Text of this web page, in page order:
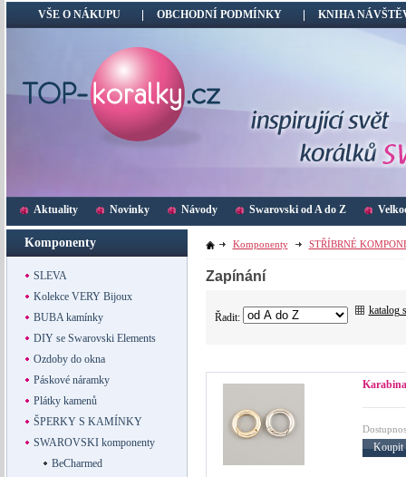
VŠE O NÁKUPU OBCHODNÍ PODMÍNKY KNIHA
Aktuality Novinky Návody Swarovski od A do Z
Komponenty
SLEVA
Kolekce VERY Bijoux
BUBA kamínky
DIY se Swarovski Elements
Ozdoby do okna
Páskové náramky
Plátky kamenů
ŠPERKY S KAMÍNKY
SWAROVSKI komponenty
BeCharmed
Komponenty STŘÍBRNÉ
Zapínání
Řadit:
katalog
Koupit